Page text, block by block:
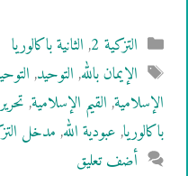
التصنيفات
التزكية 2 ,الثانية باكالوريا
الوسوم
الإيمان بالله,التوحيد,
الإسلامية,القيم الإسلامية,
باكالوريا,عبودية الله,مدخل
أضف تعليق